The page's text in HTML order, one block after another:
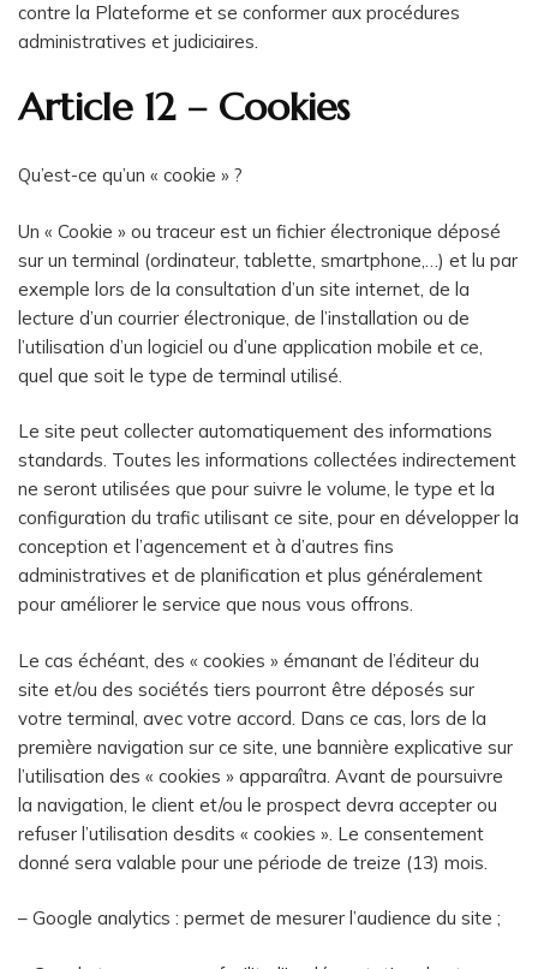
contre la Plateforme et se conformer aux procédures
administratives et judiciaires.
Article 12 – Cookies
Qu’est-ce qu’un « cookie » ?
Un « Cookie » ou traceur est un fichier électronique déposé
sur un terminal (ordinateur, tablette, smartphone,…) et lu par
exemple lors de la consultation d’un site internet, de la
lecture d’un courrier électronique, de l’installation ou de
l’utilisation d’un logiciel ou d’une application mobile et ce,
quel que soit le type de terminal utilisé.
Le site peut collecter automatiquement des informations
standards. Toutes les informations collectées indirectement
ne seront utilisées que pour suivre le volume, le type et la
configuration du trafic utilisant ce site, pour en développer la
conception et l’agencement et à d’autres fins
administratives et de planification et plus généralement
pour améliorer le service que nous vous offrons.
Le cas échéant, des « cookies » émanant de l’éditeur du
site et/ou des sociétés tiers pourront être déposés sur
votre terminal, avec votre accord. Dans ce cas, lors de la
première navigation sur ce site, une bannière explicative sur
l’utilisation des « cookies » apparaîtra. Avant de poursuivre
la navigation, le client et/ou le prospect devra accepter ou
refuser l’utilisation desdits « cookies ». Le consentement
donné sera valable pour une période de treize (13) mois.
– Google analytics : permet de mesurer l’audience du site ;